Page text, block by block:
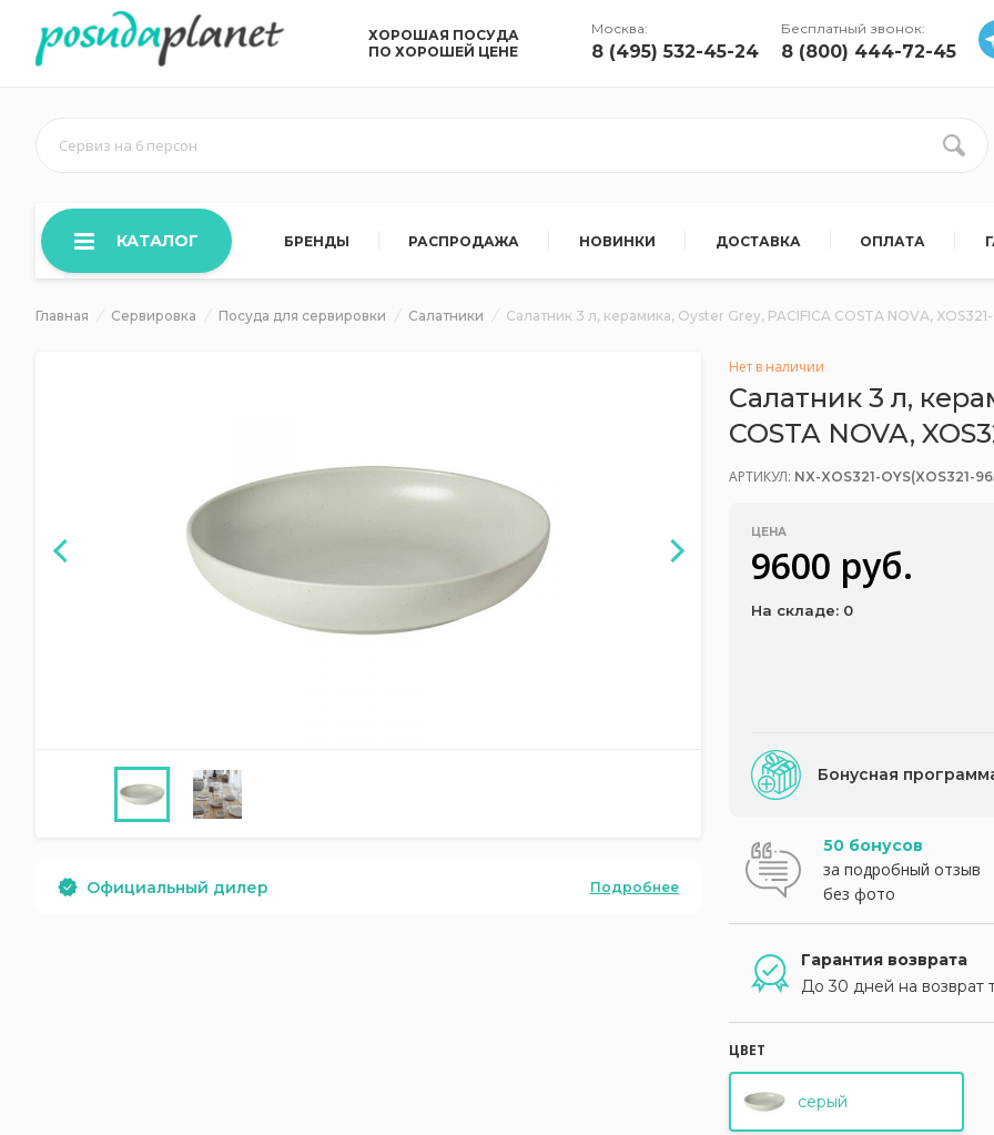
ХОРОШАЯ ПОСУДА
ПО ХОРОШЕЙ ЦЕНЕ
Москва:
8 (495) 532-45-24
Бесплатный звонок:
8 (800) 444-72-45
Сервиз на 6 персон
КАТАЛОГ БРЕНДЫ РАСПРОДАЖА НОВИНКИ ДОСТАВКА ОПЛАТА
Главная Сервировка Посуда для сервировки Салатники Салатник 3 л, керамика, Oyster Grey, PACIFICA COSTA NOVA, XOS321-
Официальный дилер Подробнее
Нет в наличии
Салатник 3 л,
COSTA NOVA,
АРТИКУЛ: NX-XOS321-OYS(XOS321-
ЦЕНА
9600 руб.
На складе: 0
Бонусная
50 бонусов
за подробный отзыв
без фото
Гарантия возврата
До 30 дней на возврат
ЦВЕТ
серый